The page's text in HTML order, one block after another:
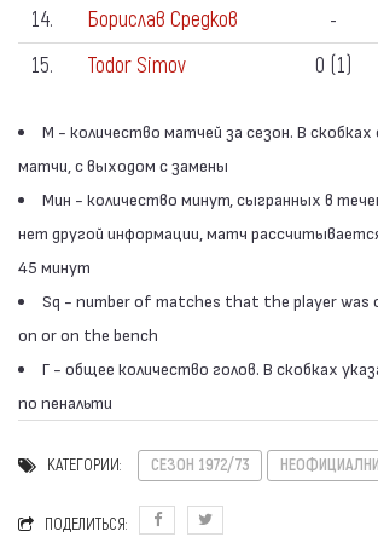
14.
Борислав Средков -
15.
Todor Simov 0 (1)
М - количество матчей за сезон. В
матчи, с выходом с замены
Мин - количество минут, сыгранных в
нет другой информации, матч
45 минут
Sq - number of matches that the player was
on or on the bench
Г - общее количество голов. В скобках
по пенальти
КАТЕГОРИИ: СЕЗОН 1972/73 НЕОФИЦИАЛНИ
ПОДЕЛИТЬСЯ: